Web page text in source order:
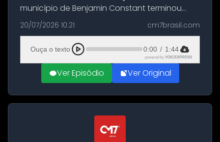
município de Benjamin Constant terminou
com a apreensão de aproximadamente 115
quilos de entorpecentes em uma
embarcação atracada no porto da cidade. O
materia...
20/07/2026 10:21 cm7brasil.com
Ouça o texto 0:00 / 1:44
powered by VOICEXPRESS
Ver Episódio Ver Original